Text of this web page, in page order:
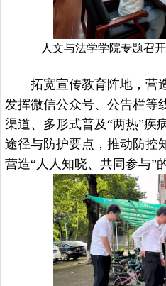
人文与法学学院专题召
拓宽宣传教育阵地，营
发挥微信公众号、公告栏等
渠道、多形式普及“两热”疾
途径与防护要点，推动防控
营造“人人知晓、共同参与”